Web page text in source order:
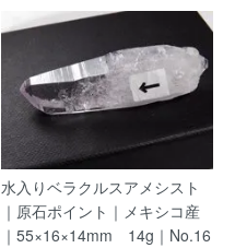
水入りベラクルスアメシスト
｜原石ポイント｜メキシコ産
｜55×16×14mm 14g｜No.16